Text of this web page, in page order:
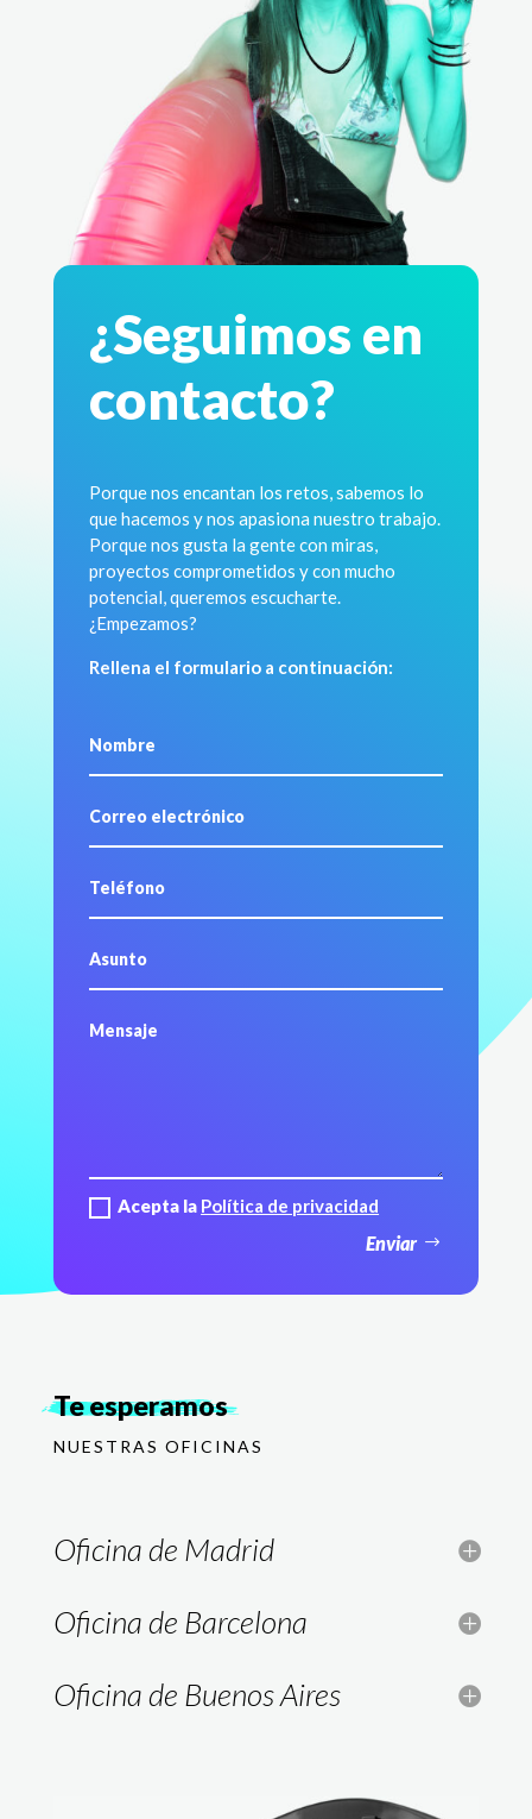
¿Seguimos en
contacto?
Porque nos encantan los retos, sabemos lo
que hacemos y nos apasiona nuestro trabajo.
Porque nos gusta la gente con miras,
proyectos comprometidos y con mucho
potencial, queremos escucharte.
¿Empezamos?
Rellena el formulario a continuación:
Acepta la Política de privacidad
Enviar
Te esperamos
NUESTRAS OFICINAS
Oficina de Madrid
Oficina de Barcelona
Oficina de Buenos Aires